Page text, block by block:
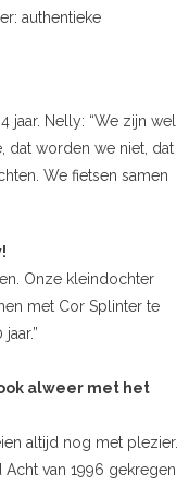
authentieke
jaar. Nelly: “We zijn wel
dat worden we niet, dat
We fietsen samen
Onze kleindochter
met Cor Splinter te
alweer met het
altijd nog met plezier.
van 1996 gekregen